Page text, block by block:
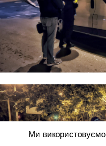
Ми використовуємо